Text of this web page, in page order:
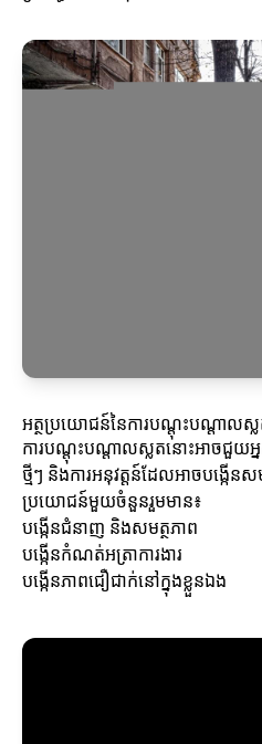
អត្ថប្រយោជន៍នៃការបណ្តុះបណ្តាលស្
ការបណ្តុះបណ្តាលស្លតនោះអាចជួយអ្
ថ្មីៗ និងការអនុវត្តន៍ដែលអាចបង្កើនស
ប្រយោជន៍មួយចំនួនរួមមាន៖
បង្កើនជំនាញ និងសមត្ថភាព
បង្កើនកំណត់អត្រាការងារ
បង្កើនភាពជឿជាក់នៅក្នុងខ្លួនឯង